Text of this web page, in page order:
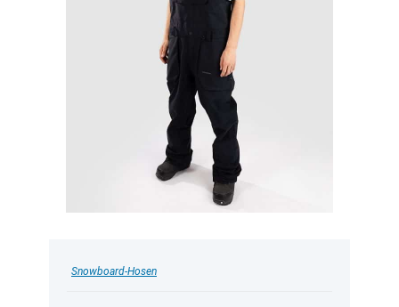
Snowboard-Hosen